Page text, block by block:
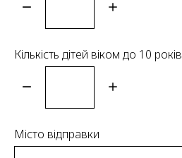
Кількість дітей віком до 10 років
Місто відправки